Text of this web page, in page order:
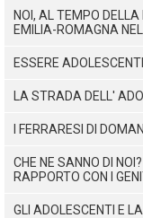
NOI, AL TEMPO DELLA
EMILIA-ROMAGNA
ESSERE
LA STRADA DELL'
I FERRARESI DI
CHE NE SANNO DI
RAPPORTO CON I
GLI ADOLESCENTI E